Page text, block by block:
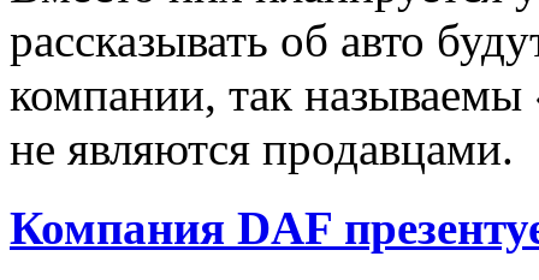
рассказывать об авто
компании, так называемы
не являются продавцами.
Компания DAF